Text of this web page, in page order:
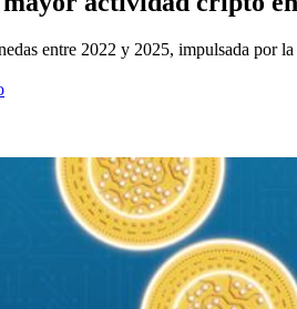
entre 2022 y 2025, impulsada por